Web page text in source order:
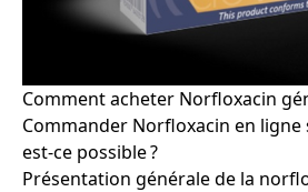
Comment acheter Norfloxacin
Commander Norfloxacin en ligne
est-ce possible ?
Présentation générale de la